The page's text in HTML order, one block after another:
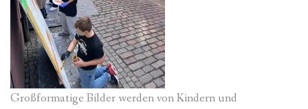
Großformatige Bilder werden von Kindern und